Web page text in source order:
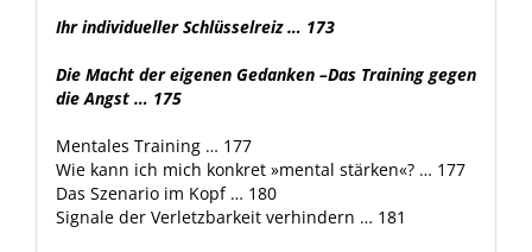
Ihr individueller Schlüsselreiz … 173
Die Macht der eigenen Gedanken –Das Training gegen
die Angst … 175
Mentales Training … 177
Wie kann ich mich konkret »mental stärken«? … 177
Das Szenario im Kopf … 180
Signale der Verletzbarkeit verhindern … 181